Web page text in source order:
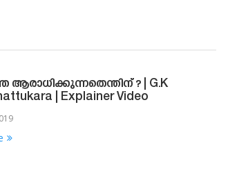
ആരാധിക്കുന്നതെന്തിന് ? | G.K
| Explainer Video